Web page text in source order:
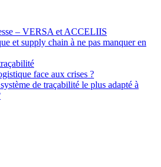
– VERSA et ACCELIIS
et supply chain à ne pas manquer en
face aux crises ?
de traçabilité le plus adapté à